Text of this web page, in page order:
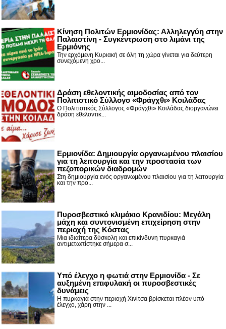
Κίνηση Πολιτών Ερμιονίδας: Αλληλεγγύη στην
Παλαιστίνη - Συγκέντρωση στο λιμάνι της
Ερμιόνης
Την ερχόμενη Κυριακή σε όλη τη χώρα γίνεται για δεύτερη
συνεχόμενη χρο...
Δράση εθελοντικής αιμοδοσίας από τον
Πολιτιστικό Σύλλογο «Φράγχθι» Κοιλάδας
Ο Πολιτιστικός Σύλλογος «Φράγχθι» Κοιλάδας διοργανώνει
δράση εθελοντικ...
Ερμιονίδα: Δημιουργία οργανωμένου πλαισίου
για τη λειτουργία και την προστασία των
πεζοπορικών διαδρομών
Στη δημιουργία ενός οργανωμένου πλαισίου για τη λειτουργία
και την προ...
Πυροσβεστικό κλιμάκιο Κρανιδίου: Μεγάλη
μάχη και συντονισμένη επιχείρηση στην
περιοχή της Κόστας
Μια ιδιαίτερα δύσκολη και επικίνδυνη πυρκαγιά
αντιμετωπίστηκε σήμερα σ...
Υπό έλεγχο η φωτιά στην Ερμιονίδα - Σε
αυξημένη επιφυλακή οι πυροσβεστικές
δυνάμεις
Η πυρκαγιά στην περιοχή Χινίτσα βρίσκεται πλέον υπό
έλεγχο, χάρη στην ...